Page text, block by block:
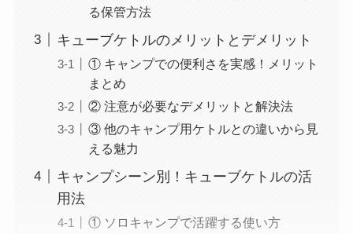
る保管方法
キューブケトルのメリットとデメリット
① キャンプでの便利さを実感！メリット
まとめ
② 注意が必要なデメリットと解決法
③ 他のキャンプ用ケトルとの違いから見
える魅力
キャンプシーン別！キューブケトルの活
用法
① ソロキャンプで活躍する使い方